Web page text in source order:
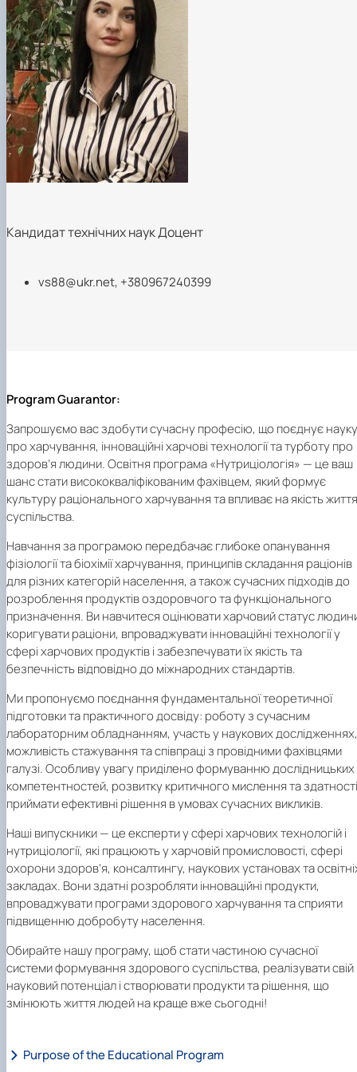
Purpose of the Educational Program
Кандидат технічних наук Доцент
vs88@ukr.net, +380967240399
Program Guarantor:
Запрошуємо вас здобути сучасну професію, що поєднує науку
про харчування, інноваційні харчові технології та турботу про
здоров’я людини. Освітня програма «Нутриціологія» — це ваш
шанс стати висококваліфікованим фахівцем, який формує
культуру раціонального харчування та впливає на якість життя
суспільства.
Навчання за програмою передбачає глибоке опанування
фізіології та біохімії харчування, принципів складання раціонів
для різних категорій населення, а також сучасних підходів до
розроблення продуктів оздоровчого та функціонального
призначення. Ви навчитеся оцінювати харчовий статус
коригувати раціони, впроваджувати інноваційні технології у
сфері харчових продуктів і забезпечувати їх якість та
безпечність відповідно до міжнародних стандартів.
Ми пропонуємо поєднання фундаментальної теоретичної
підготовки та практичного досвіду: роботу з сучасним
лабораторним обладнанням, участь у наукових дослідженнях,
можливість стажування та співпраці з провідними фахівцями
галузі. Особливу увагу приділено формуванню дослідницьких
компетентностей, розвитку критичного мислення та здатності
приймати ефективні рішення в умовах сучасних викликів.
Наші випускники — це експерти у сфері харчових технологій і
нутриціології, які працюють у харчовій промисловості, сфері
охорони здоров’я, консалтингу, наукових установах та
закладах. Вони здатні розробляти інноваційні продукти,
впроваджувати програми здорового харчування та сприяти
підвищенню добробуту населення.
Обирайте нашу програму, щоб стати частиною сучасної
системи формування здорового суспільства, реалізувати свій
науковий потенціал і створювати продукти та рішення, що
змінюють життя людей на краще вже сьогодні!